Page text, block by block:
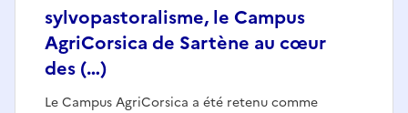
sylvopastoralisme, le Campus
AgriCorsica de Sartène au cœur
des (…)
Le Campus AgriCorsica a été retenu comme